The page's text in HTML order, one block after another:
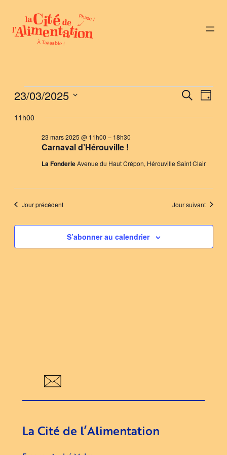
Évènements
for
mars
2025
et
Recherche
Jour
23/03/2025
une
11h00
Carnaval d’Hérouville !
23 mars 2025 @ 11h00 – 18h30
La FonderieAvenue du Haut Crépon, Hérouville Saint Clair
Jour précédent Jour suivant
S’abonner au calendrier
La Cité de l’Alimentation